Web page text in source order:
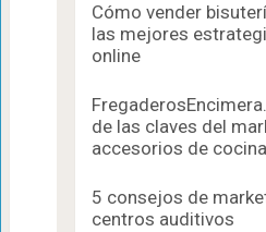
Cómo vender
las mejores
online
de las claves del
accesorios de cocina
5 consejos de
centros auditivos